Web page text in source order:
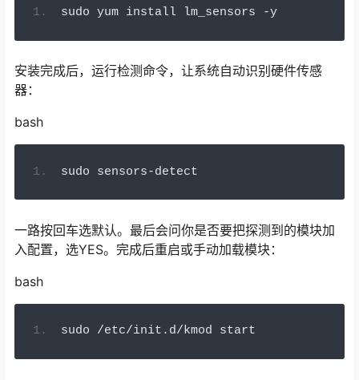
sudo yum install lm_sensors -y
安装完成后，运行检测命令，让系统自动识别硬件传感
器：
bash
sudo sensors-detect
一路按回车选默认。最后会问你是否要把探测到的模块加
入配置，选YES。完成后重启或手动加载模块：
bash
sudo /etc/init . d/kmod start